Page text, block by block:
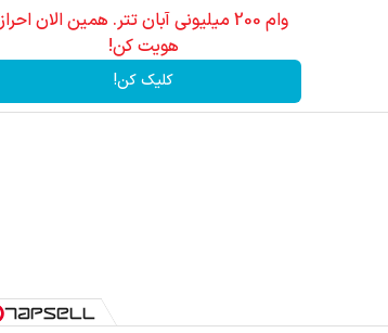
وام 200 میلیونی آبان تتر. همین الان احراز
هویت کن!
کلیک کن!